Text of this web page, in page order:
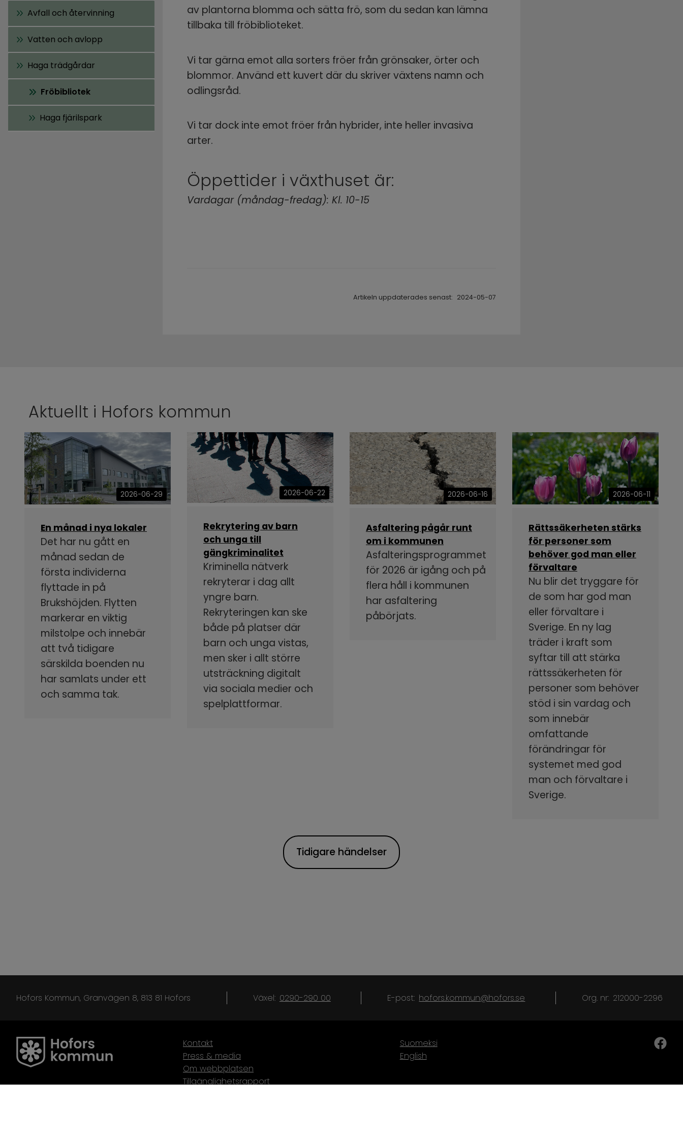
Avfall och återvinning
Vatten och avlopp
Haga trädgårdar
Fröbibliotek
Haga fjärilspark
av plantorna blomma och sätta frö, som du sedan kan lämna
tillbaka till fröbiblioteket.
Vi tar gärna emot alla sorters fröer från grönsaker, örter och
blommor. Använd ett kuvert där du skriver växtens namn och
odlingsråd.
Vi tar dock inte emot fröer från hybrider, inte heller invasiva
arter.
Öppettider i växthuset är:
Vardagar (måndag-fredag): Kl. 10-15
Artikeln uppdaterades senast: 2024-05-07
Aktuellt i Hofors kommun
2026-06-29
En månad i nya lokaler
Det har nu gått en
månad sedan de
första individerna
flyttade in på
Brukshöjden. Flytten
markerar en viktig
milstolpe och innebär
att två tidigare
särskilda boenden nu
har samlats under ett
och samma tak.
2026-06-22
Rekrytering av barn
och unga till
gängkriminalitet
Kriminella nätverk
rekryterar i dag allt
yngre barn.
Rekryteringen kan ske
både på platser där
barn och unga vistas,
men sker i allt större
utsträckning digitalt
via sociala medier och
spelplattformar.
2026-06-16
Asfaltering pågår runt
om i kommunen
Asfalteringsprogrammet
för 2026 är igång och på
flera håll i kommunen
har asfaltering
påbörjats.
2026-06-11
Rättssäkerheten stärks
för personer som
behöver god man eller
förvaltare
Nu blir det tryggare för
de som har god man
eller förvaltare i
Sverige. En ny lag
träder i kraft som
syftar till att stärka
rättssäkerheten för
personer som behöver
stöd i sin vardag och
som innebär
omfattande
förändringar för
systemet med god
man och förvaltare i
Sverige.
Tidigare händelser
Hofors Kommun, Granvägen 8, 813 81 Hofors Växel: 0290-290 00 E-post: hofors.kommun@hofors.se Org. nr: 212000-2296
Kontakt
Press & media
Om webbplatsen
Tillgänglighetsrapport
Suomeksi
English